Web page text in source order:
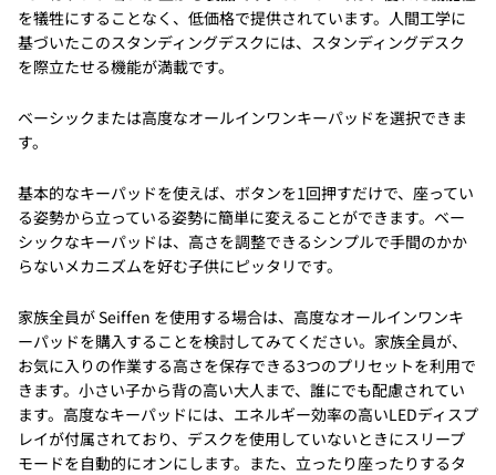
を犠牲にすることなく、低価格で提供されています。人間工学に
基づいたこのスタンディングデスクには、スタンディングデスク
を際立たせる機能が満載です。
ベーシックまたは高度なオールインワンキーパッドを選択できま
す。
基本的なキーパッドを使えば、ボタンを1回押すだけで、座ってい
る姿勢から立っている姿勢に簡単に変えることができます。ベー
シックなキーパッドは、高さを調整できるシンプルで手間のかか
らないメカニズムを好む子供にピッタリです。
家族全員が Seiffen を使用する場合は、高度なオールインワンキ
ーパッドを購入することを検討してみてください。家族全員が、
お気に入りの作業する高さを保存できる3つのプリセットを利用で
きます。小さい子から背の高い大人まで、誰にでも配慮されてい
ます。高度なキーパッドには、エネルギー効率の高いLEDディスプ
レイが付属されており、デスクを使用していないときにスリープ
モードを自動的にオンにします。また、立ったり座ったりするタ